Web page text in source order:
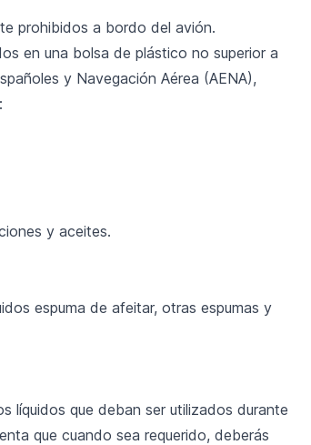
prohibidos a bordo del avión.
en una bolsa de plástico no superior a
y Navegación Aérea (AENA),
y aceites.
espuma de afeitar, otras espumas y
líquidos que deban ser utilizados durante
que cuando sea requerido, deberás